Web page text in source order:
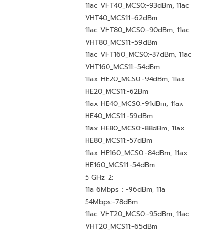
11ac VHT40_MCS0:-93dBm, 11ac
VHT40_MCS11:-62dBm
11ac VHT80_MCS0:-90dBm, 11ac
VHT80_MCS11:-59dBm
11ac VHT160_MCS0:-87dBm, 11ac
VHT160_MCS11:-54dBm
11ax HE20_MCS0:-94dBm, 11ax
HE20_MCS11:-62Bm
11ax HE40_MCS0:-91dBm, 11ax
HE40_MCS11:-59dBm
11ax HE80_MCS0:-88dBm, 11ax
HE80_MCS11:-57dBm
11ax HE160_MCS0:-84dBm, 11ax
HE160_MCS11:-54dBm
5 GHz_2:
11a 6Mbps：-96dBm, 11a
54Mbps:-78dBm
11ac VHT20_MCS0:-95dBm, 11ac
VHT20_MCS11:-65dBm